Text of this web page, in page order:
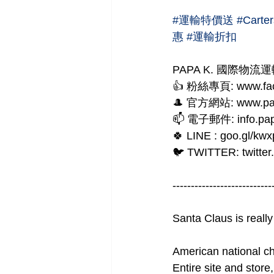
#運輸特價送
惠 #運輸折扣
PAPA K. 國際物流
👍 粉絲專頁:
🎩 官方網站:
📫 電子郵件:
🍀 LINE : goo.gl/
🐦 TWITTER:
Santa Claus is
American national
Entire site and